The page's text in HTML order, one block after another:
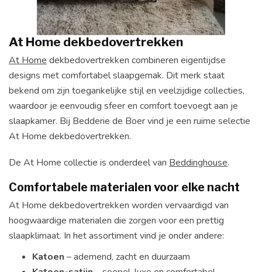
At Home dekbedovertrekken
At Home dekbedovertrekken combineren eigentijdse
designs met comfortabel slaapgemak. Dit merk staat
bekend om zijn toegankelijke stijl en veelzijdige collecties,
waardoor je eenvoudig sfeer en comfort toevoegt aan je
slaapkamer. Bij Bedderie de Boer vind je een ruime selectie
At Home dekbedovertrekken.
De At Home collectie is onderdeel van Beddinghouse.
Comfortabele materialen voor elke nacht
At Home dekbedovertrekken worden vervaardigd van
hoogwaardige materialen die zorgen voor een prettig
slaapklimaat. In het assortiment vind je onder andere:
Katoen – ademend, zacht en duurzaam